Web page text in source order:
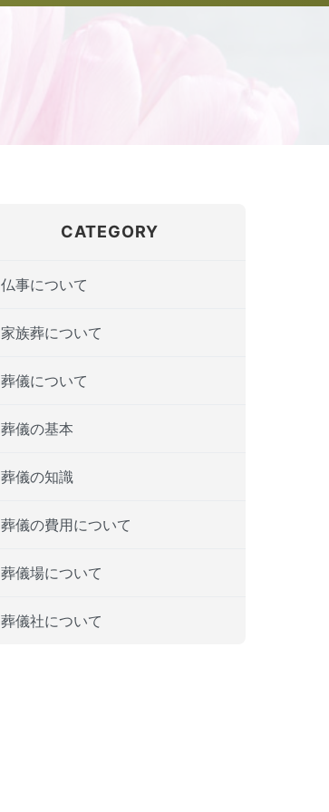
CATEGORY
仏事について
家族葬について
葬儀について
葬儀の基本
葬儀の知識
葬儀の費用について
葬儀場について
葬儀社について